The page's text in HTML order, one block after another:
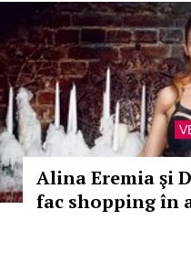
Alina Eremia şi
fac shopping în